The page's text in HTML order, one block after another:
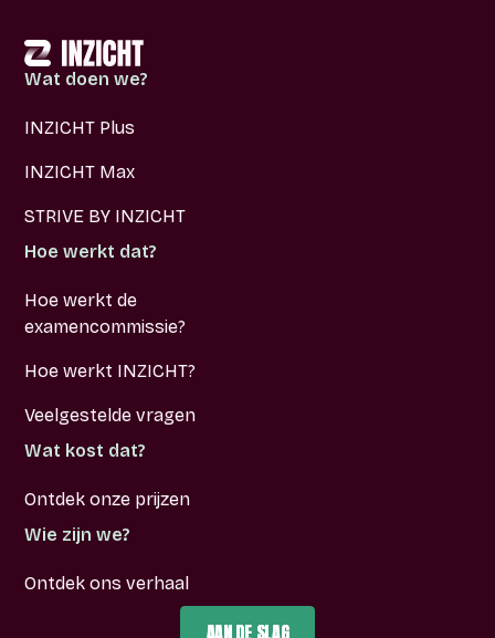
Wat doen we?
INZICHT Plus
INZICHT Max
STRIVE BY INZICHT
Hoe werkt dat?
Hoe werkt de
examencommissie?
Hoe werkt INZICHT?
Veelgestelde vragen
Wat kost dat?
Ontdek onze prijzen
Wie zijn we?
Ontdek ons verhaal
AAN DE SLAG